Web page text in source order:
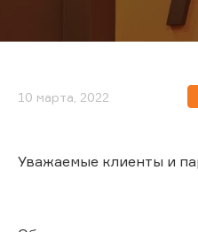
10 марта, 2022
Уважаемые клиенты и